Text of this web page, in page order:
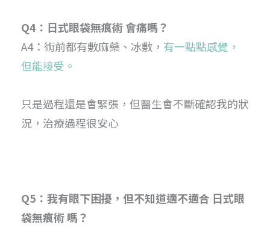
Q4：日式眼袋無痕術 會痛嗎？
A4：術前都有敷麻藥、冰敷， 有一點點感覺，
但能接受。
只是過程還是會緊張，但醫生會不斷確認我的狀
況，治療過程很安心
Q5：我有眼下困擾，但不知道適不適合 日式眼
袋無痕術 嗎？